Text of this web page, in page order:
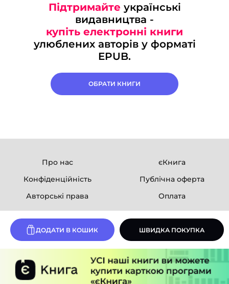
ДОДАТИ В КОШИК ШВИДКА ПОКУПКА
Підтримайте українські
видавництва -
купіть електронні книги
улюблених авторів у форматі
EPUB.
ОБРАТИ КНИГИ
Про нас
єКнига
Конфіденційність
Публічна оферта
Авторські права
Оплата
Розробка сайту